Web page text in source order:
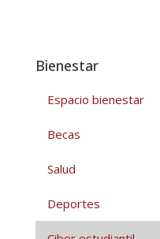
Bienestar
Espacio bienestar
Becas
Salud
Deportes